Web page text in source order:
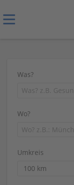
Was?
Wo?
Umkreis